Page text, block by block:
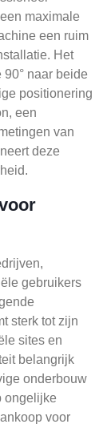
maximale
een ruim
Het
naar beide
positionering
een
van
deze
gebruikers
sterk tot zijn
sites en
belangrijk
onderbouw
ongelijke
voor